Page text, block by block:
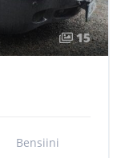
15
Bensiini